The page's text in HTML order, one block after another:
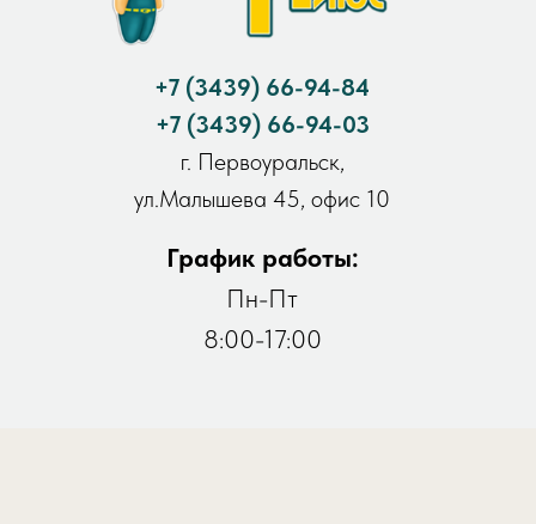
+7 (3439) 66-94-84
+7 (3439) 66-94-03
г. Первоуральск,
ул.Малышева 45, офис 10
График работы:
Пн-Пт
8:00-17:00